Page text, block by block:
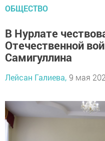
ОБЩЕСТВО
В Нурлате
Отечественной
Самигуллина
Лейсан Галиева, 9 мая